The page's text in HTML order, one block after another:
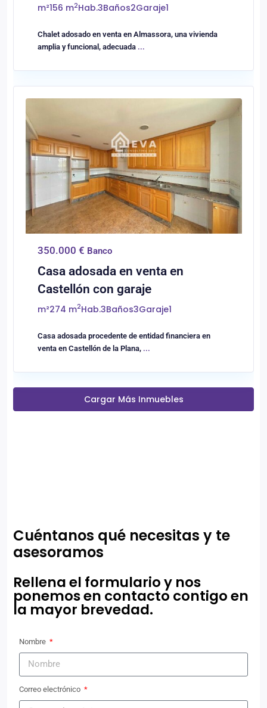
m²156 m2Hab.3Baños2Garaje1
Chalet adosado en venta en Almassora, una vivienda
amplia y funcional, adecuada ...
0 Castellón/Castelló
350.000 € Banco
Casa adosada en venta en
Castellón con garaje
m²274 m2Hab.3Baños3Garaje1
Casa adosada procedente de entidad financiera en
venta en Castellón de la Plana, ...
Cargar Más Inmuebles
Cuéntanos qué necesitas y te
asesoramos
Rellena el formulario y nos
ponemos en contacto contigo en
la mayor brevedad.
Nombre
Correo electrónico